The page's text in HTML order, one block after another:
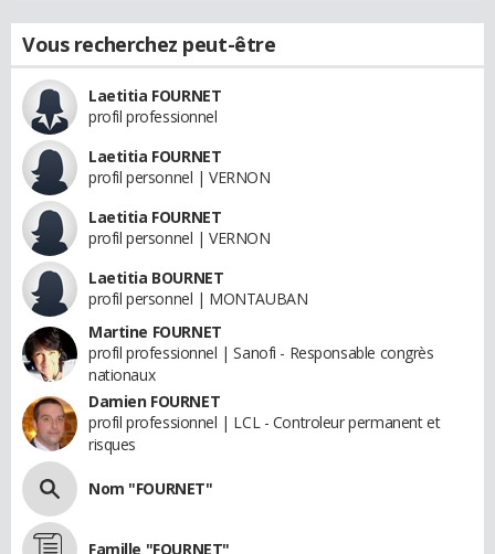
Vous recherchez peut-être
Laetitia FOURNET
profil professionnel
Laetitia FOURNET
profil personnel | VERNON
Laetitia FOURNET
profil personnel | VERNON
Laetitia BOURNET
profil personnel | MONTAUBAN
Martine FOURNET
profil professionnel | Sanofi - Responsable congrès
nationaux
Damien FOURNET
profil professionnel | LCL - Controleur permanent et
risques
Nom "FOURNET"
Famille "FOURNET"